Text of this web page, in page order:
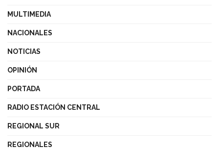
MULTIMEDIA
NACIONALES
NOTICIAS
OPINIÓN
PORTADA
RADIO ESTACIÓN CENTRAL
REGIONAL SUR
REGIONALES